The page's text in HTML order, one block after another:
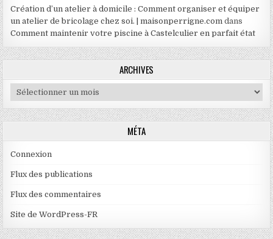
Création d’un atelier à domicile : Comment organiser et équiper
un atelier de bricolage chez soi. | maisonperrigne.com dans
Comment maintenir votre piscine à Castelculier en parfait état
ARCHIVES
Archives
MÉTA
Connexion
Flux des publications
Flux des commentaires
Site de WordPress-FR